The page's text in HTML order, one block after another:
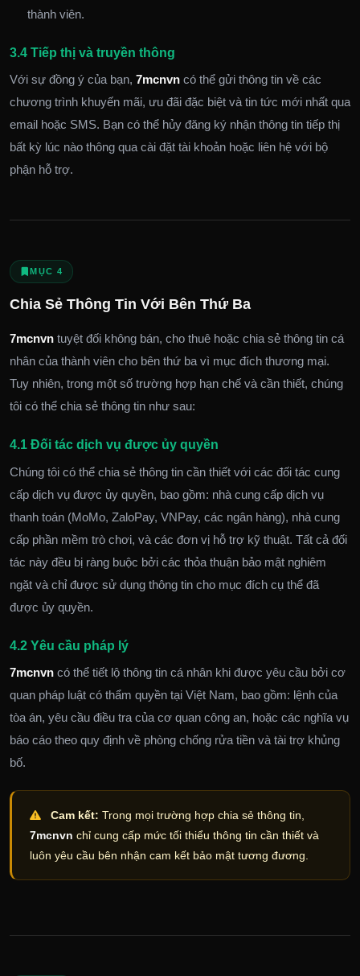
thành viên.
3.4 Tiếp thị và truyền thông
Với sự đồng ý của bạn, 7mcnvn có thể gửi thông tin về các
chương trình khuyến mãi, ưu đãi đặc biệt và tin tức mới nhất qua
email hoặc SMS. Bạn có thể hủy đăng ký nhận thông tin tiếp thị
bất kỳ lúc nào thông qua cài đặt tài khoản hoặc liên hệ với bộ
phận hỗ trợ.
MỤC 4
Chia Sẻ Thông Tin Với Bên Thứ Ba
7mcnvn tuyệt đối không bán, cho thuê hoặc chia sẻ thông tin cá
nhân của thành viên cho bên thứ ba vì mục đích thương mại.
Tuy nhiên, trong một số trường hợp hạn chế và cần thiết, chúng
tôi có thể chia sẻ thông tin như sau:
4.1 Đối tác dịch vụ được ủy quyền
Chúng tôi có thể chia sẻ thông tin cần thiết với các đối tác cung
cấp dịch vụ được ủy quyền, bao gồm: nhà cung cấp dịch vụ
thanh toán (MoMo, ZaloPay, VNPay, các ngân hàng), nhà cung
cấp phần mềm trò chơi, và các đơn vị hỗ trợ kỹ thuật. Tất cả đối
tác này đều bị ràng buộc bởi các thỏa thuận bảo mật nghiêm
ngặt và chỉ được sử dụng thông tin cho mục đích cụ thể đã
được ủy quyền.
4.2 Yêu cầu pháp lý
7mcnvn có thể tiết lộ thông tin cá nhân khi được yêu cầu bởi cơ
quan pháp luật có thẩm quyền tại Việt Nam, bao gồm: lệnh của
tòa án, yêu cầu điều tra của cơ quan công an, hoặc các nghĩa vụ
báo cáo theo quy định về phòng chống rửa tiền và tài trợ khủng
bố.
Cam kết: Trong mọi trường hợp chia sẻ thông tin,
7mcnvn chỉ cung cấp mức tối thiểu thông tin cần thiết và
luôn yêu cầu bên nhận cam kết bảo mật tương đương.